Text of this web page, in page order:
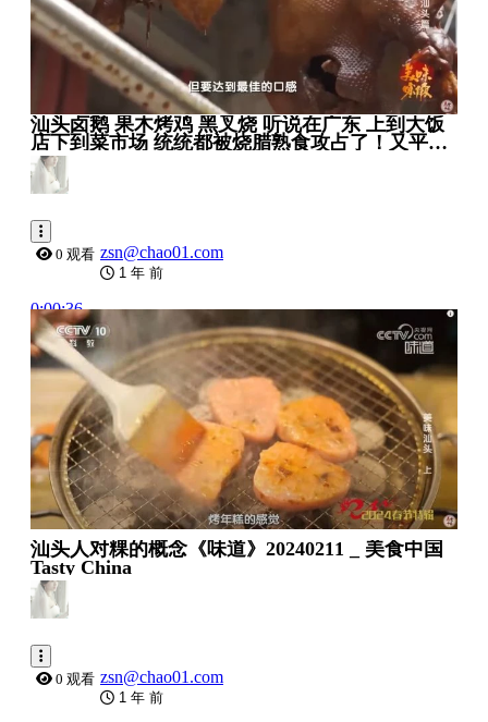
汕头卤鹅 果木烤鸡 黑叉烧 听说在广东 上到大饭
店下到菜市场 统统都被烧腊熟食攻占了！又平又
靓放心吃！——广东熟食特辑 _ 美食中国 Tast...
0 观看 zsn@chao01.com
1 年 前
0:00:36
汕头人对粿的概念《味道》20240211 _ 美食中国
Tasty China
0 观看 zsn@chao01.com
1 年 前